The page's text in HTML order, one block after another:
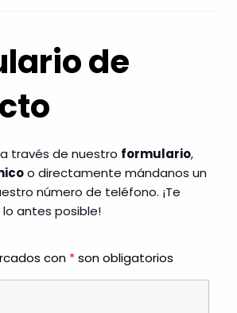
de
través de nuestro formulario,
o directamente mándanos un
número de teléfono. ¡Te
antes posible!
con *son obligatorios